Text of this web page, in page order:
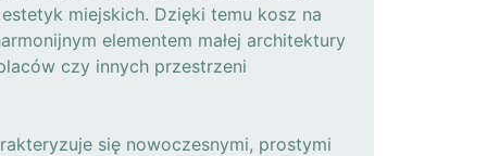
miejskich. Dzięki temu kosz na
elementem małej architektury
czy innych przestrzeni
się nowoczesnymi, prostymi